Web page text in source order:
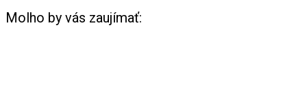
Molho by vás zaujímať: